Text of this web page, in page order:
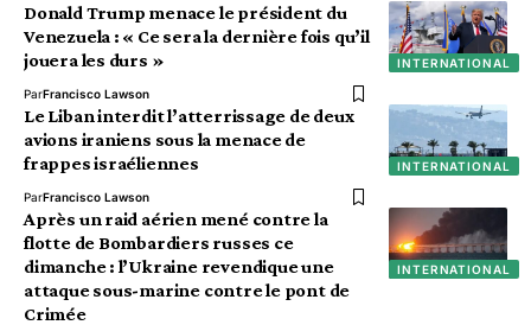
INTERNATIONAL
Donald Trump menace le président du
Venezuela : « Ce sera la dernière fois qu’il
jouera les durs »
ParFrancisco Lawson
INTERNATIONAL
Le Liban interdit l’atterrissage de deux
avions iraniens sous la menace de
frappes israéliennes
ParFrancisco Lawson
INTERNATIONAL
Après un raid aérien mené contre la
flotte de Bombardiers russes ce
dimanche : l’Ukraine revendique une
attaque sous-marine contre le pont de
Crimée